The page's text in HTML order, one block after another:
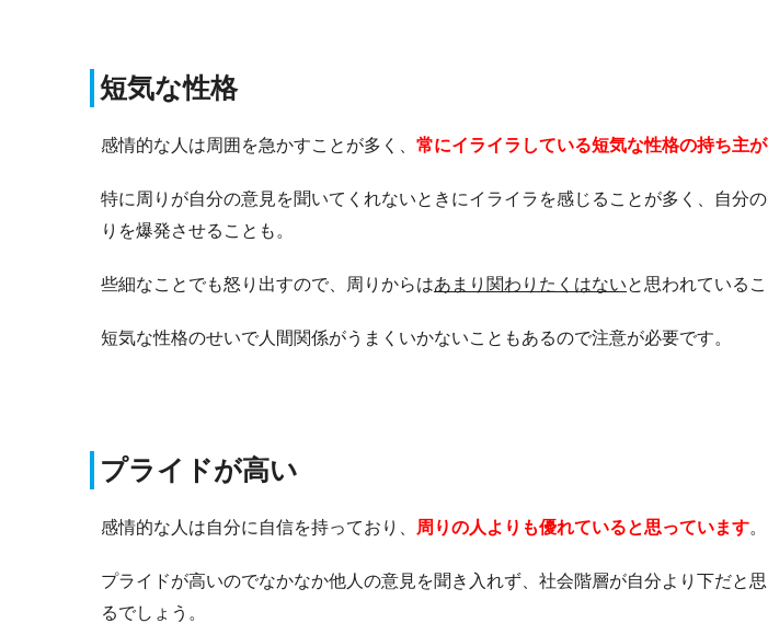
短気な性格
感情的な人は周囲を急かすことが多く、 常にイライラしている短気な性格の持ち主
特に周りが自分の意見を聞いてくれないときにイライラを感じることが多く、自分
りを爆発させることも。
些細なことでも怒り出すので、周りからはあまり関わりたくはないと思われているこ
短気な性格のせいで人間関係がうまくいかないこともあるので注意が必要です。
プライドが高い
感情的な人は自分に自信を持っており、 周りの人よりも優れていると思っています。
プライドが高いのでなかなか他人の意見を聞き入れず、社会階層が自分より下だと
るでしょう。